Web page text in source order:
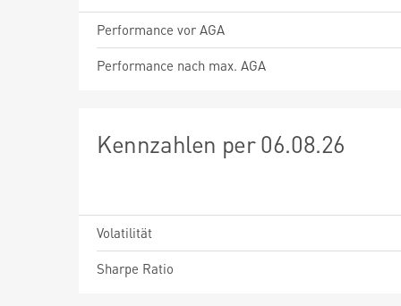
Performance vor AGA
Performance nach max. AGA
Kennzahlen per 06.08.26
Volatilität
Sharpe Ratio